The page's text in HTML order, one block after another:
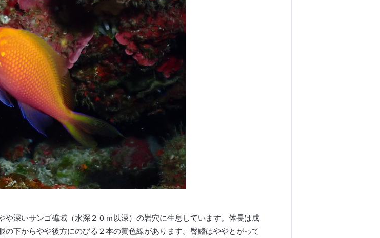
深いサンゴ礁域（水深２０ｍ以深）の岩穴に生息しています。体長は成
下からやや後方にのびる２本の黄色線があります。臀鰭はややとがって